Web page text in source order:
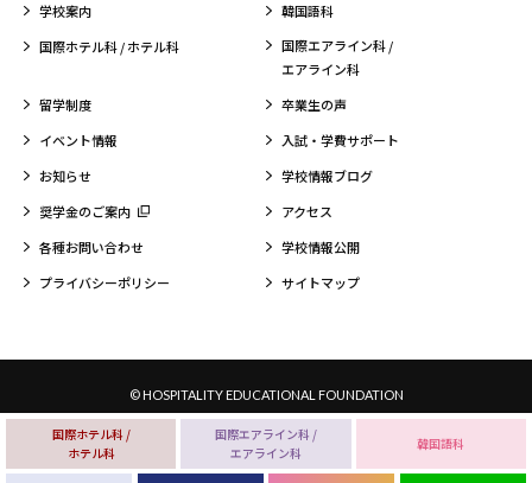
学校案内
韓国語科
国際ホテル科 / ホテル科
国際エアライン科 /
エアライン科
留学制度
卒業生の声
イベント情報
入試・学費サポート
お知らせ
学校情報ブログ
奨学金のご案内
アクセス
各種お問い合わせ
学校情報公開
プライバシーポリシー
サイトマップ
© HOSPITALITY EDUCATIONAL FOUNDATION
国際ホテル科 /
ホテル科
国際エアライン科 /
エアライン科
韓国語科